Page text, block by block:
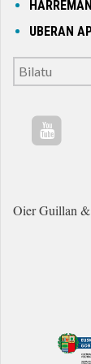
UBERAN
Oier Guillan